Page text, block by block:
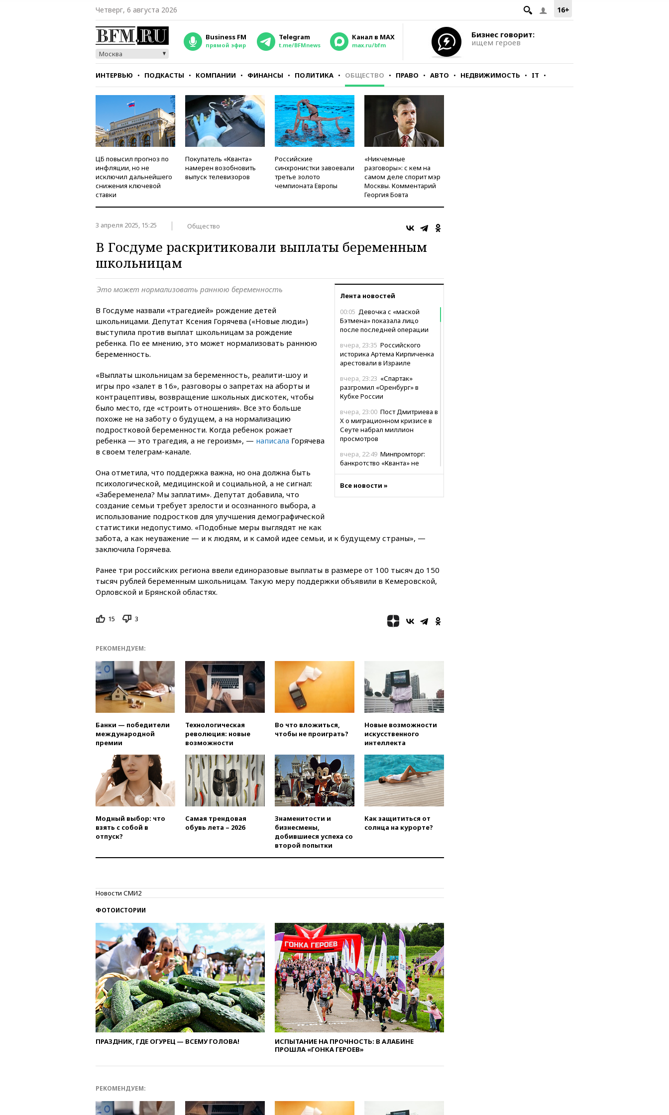
16+
Четверг, 6 августа 2026
Москва
Business FM
прямой эфир
Telegram
t.me/BFMnews
Канал в MAX
max.ru/bfm
Бизнес говорит:
ищем героев
ИНТЕРВЬЮ ПОДКАСТЫ КОМПАНИИ ФИНАНСЫ ПОЛИТИКА ОБЩЕСТВО ПРАВО АВТО НЕДВИЖИМОСТЬ IT
СТИЛЬ ТЕСТЫ
ЦБ повысил прогноз по
инфляции, но не
исключил дальнейшего
снижения ключевой
ставки
Покупатель «Кванта»
намерен возобновить
выпуск телевизоров
Российские
синхронистки завоевали
третье золото
чемпионата Европы
«Никчемные
разговоры»: с кем на
самом деле спорит мэр
Москвы. Комментарий
Георгия Бовта
3 апреля 2025, 15:25 Общество
В Госдуме раскритиковали выплаты беременным
школьницам
Лента новостей
00:05 Девочка с «маской
Бэтмена» показала лицо
после последней операции
вчера, 23:35 Российского
историка Артема Кирпиченка
арестовали в Израиле
вчера, 23:23 «Спартак»
разгромил «Оренбург» в
Кубке России
вчера, 23:00 Пост Дмитриева в
X о миграционном кризисе в
Сеуте набрал миллион
просмотров
вчера, 22:49 Минпромторг:
банкротство «Кванта» не
РФ
вчера, 22:22Минфин: в июле
вчера, 22:15 Аксаков: ЦБ
согласовал первый стандарт
«Интервидения»
подтвердили, что конкурс
искусства до 2035 года
вчера, 21:21 Правительство
РФ разрешило продажу
бензина старых
вчера, 21:15Путин обсудил с
Машковым 150-летие Союза
вчера, 20:47Newsweek:
«взрывная» диарея охватила
47 из 50 штатов США
вчера, 20:35ПВО за 12 часов
сбила 200 украинских
беспилотников
вчера, 20:20 Третий комплект
золотых медалей выиграли на
электричество
вчера, 20:00Зеленский связал
дефицит ракет с попыткой
Запада принудить Киев к
уступкам
вчера, 19:45Памфилова: ЦИК
примет беспрецедентные
меры безопасности во время
выборов
вчера, 19:35
Памфилова
сообщила об омоложении
партийных списков на выборах
в Госдуму
вчера, 19:25Путин
Путин обсудил с
Все новости »
Это может нормализовать раннюю беременность
В Госдуме назвали «трагедией» рождение детей
школьницами. Депутат Ксения Горячева («Новые люди»)
выступила против выплат школьницам за рождение
ребенка. По ее мнению, это может нормализовать раннюю
беременность.
«Выплаты школьницам за беременность, реалити-шоу и
игры про «залет в 16», разговоры о запретах на аборты и
контрацептивы, возвращение школьных дискотек, чтобы
было место, где «строить отношения». Все это больше
похоже не на заботу о будущем, а на нормализацию
подростковой беременности. Когда ребенок рожает
ребенка — это трагедия, а не героизм», — написала Горячева
в своем телеграм-канале.
Она отметила, что поддержка важна, но она должна быть
психологической, медицинской и социальной, а не сигнал:
«Забеременела? Мы заплатим». Депутат добавила, что
создание семьи требует зрелости и осознанного выбора, а
использование подростков для улучшения демографической
статистики недопустимо. «Подобные меры выглядят не как
забота, а как неуважение — и к людям, и к самой идее семьи, и к будущему страны», —
заключила Горячева.
Ранее три российских региона ввели единоразовые выплаты в размере от 100 тысяч до 150
тысяч рублей беременным школьницам. Такую меру поддержки объявили в Кемеровской,
Орловской и Брянской областях.
15 3
РЕКОМЕНДУЕМ:
Банки — победители
международной
премии
Технологическая
революция: новые
возможности
Во что вложиться,
чтобы не проиграть?
Новые возможности
искусственного
интеллекта
Модный выбор: что
взять с собой в
отпуск?
Самая трендовая
обувь лета – 2026
Знаменитости и
бизнесмены,
добившиеся успеха со
второй попытки
Как защититься от
солнца на курорте?
Новости СМИ2
ФОТОИСТОРИИ
ПРАЗДНИК, ГДЕ ОГУРЕЦ — ВСЕМУ ГОЛОВА!
ИСПЫТАНИЕ НА ПРОЧНОСТЬ: В АЛАБИНЕ
ПРОШЛА «ГОНКА ГЕРОЕВ»
РЕКОМЕНДУЕМ: